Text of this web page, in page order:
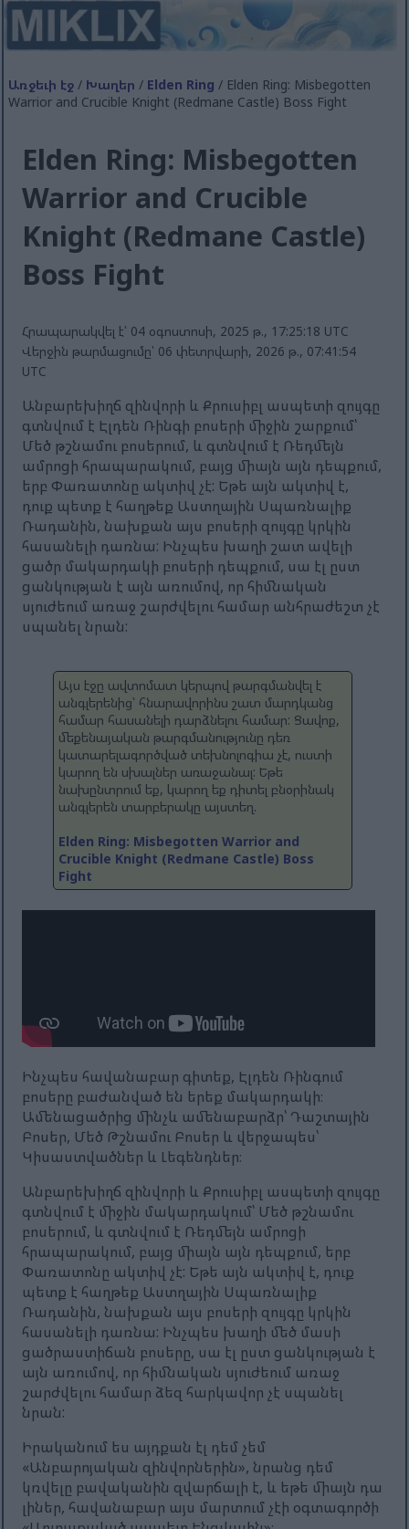
Առջեւի էջ / Խաղեր / Elden Ring / Elden Ring: Misbegotten
Warrior and Crucible Knight (Redmane Castle) Boss Fight
Elden Ring: Misbegotten
Warrior and Crucible
Knight (Redmane Castle)
Boss Fight
Հրապարակվել է՝ 04 օգոստոսի, 2025 թ., 17:25:18 UTC
Վերջին թարմացումը՝ 06 փետրվարի, 2026 թ., 07:41:54
UTC
Անբարեխիղճ զինվորի և Քրուսիբլ ասպետի զույգը
գտնվում է Էլդեն Ռինգի բոսերի միջին շարքում՝
Մեծ թշնամու բոսերում, և գտնվում է Ռեդմեյն
ամրոցի հրապարակում, բայց միայն այն դեպքում,
երբ Փառատոնը ակտիվ չէ: Եթե այն ակտիվ է,
դուք պետք է հաղթեք Աստղային Սպառնալիք
Ռադանին, նախքան այս բոսերի զույգը կրկին
հասանելի դառնա: Ինչպես խաղի շատ ավելի
ցածր մակարդակի բոսերի դեպքում, սա էլ ըստ
ցանկության է այն առումով, որ հիմնական
սյուժեում առաջ շարժվելու համար անհրաժեշտ չէ
սպանել նրան:
Այս էջը ավտոմատ կերպով թարգմանվել է
անգլերենից՝ հնարավորինս շատ մարդկանց
համար հասանելի դարձնելու համար: Ցավոք,
մեքենայական թարգմանությունը դեռ
կատարելագործված տեխնոլոգիա չէ, ուստի
կարող են սխալներ առաջանալ: Եթե ​​
նախընտրում եք, կարող եք դիտել բնօրինակ
անգլերեն տարբերակը այստեղ.
Elden Ring: Misbegotten Warrior and
Crucible Knight (Redmane Castle) Boss
Fight
Ինչպես հավանաբար գիտեք, Էլդեն Ռինգում
բոսերը բաժանված են երեք մակարդակի։
Ամենացածրից մինչև ամենաբարձր՝ Դաշտային
Բոսեր, Մեծ Թշնամու Բոսեր և վերջապես՝
Կիսաստվածներ և Լեգենդներ։
Անբարեխիղճ զինվորի և Քրուսիբլ ասպետի զույգը
գտնվում է միջին մակարդակում՝ Մեծ թշնամու
բոսերում, և գտնվում է Ռեդմեյն ամրոցի
հրապարակում, բայց միայն այն դեպքում, երբ
Փառատոնը ակտիվ չէ: Եթե այն ակտիվ է, դուք
պետք է հաղթեք Աստղային Սպառնալիք
Ռադանին, նախքան այս բոսերի զույգը կրկին
հասանելի դառնա: Ինչպես խաղի մեծ մասի
ցածրաստիճան բոսերը, սա էլ ըստ ցանկության է
այն առումով, որ հիմնական սյուժեում առաջ
շարժվելու համար ձեզ հարկավոր չէ սպանել
նրան:
Իրականում ես այդքան էլ դեմ չեմ
«Անբարոյական զինվորներին», նրանց դեմ
կռվելը բավականին զվարճալի է, և եթե միայն դա
լիներ, հավանաբար այս մարտում չէի օգտագործի